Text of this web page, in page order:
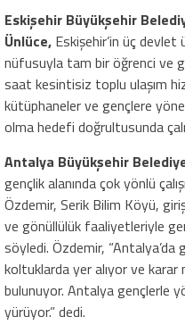
Eskişehir Büyükşehir
Ünlüce, Eskişehir’in üç
nüfusuyla tam bir öğrenci ve
saat kesintisiz toplu ulaşım
kütüphaneler ve gençlere
olma hedefi doğrultusunda
Antalya Büyükşehir
gençlik alanında çok yönlü
Özdemir, Serik Bilim Köyü,
ve gönüllülük faaliyetleriyle
söyledi. Özdemir, “Antalya’da
koltuklarda yer alıyor ve karar
bulunuyor. Antalya gençlerle
yürüyor.” dedi.